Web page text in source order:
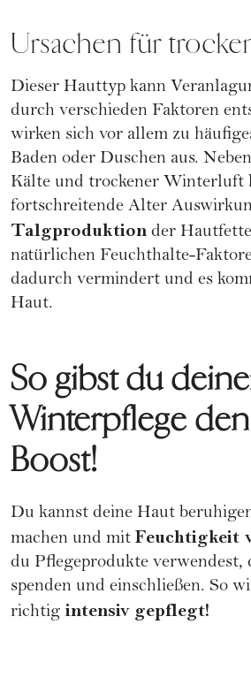
Ursachen für
Dieser Hauttyp kann
durch verschieden Faktoren
wirken sich vor allem zu
Baden oder Duschen aus.
Kälte und trockener Winterluft
fortschreitende Alter
Talgproduktion der
natürlichen Feuchthalte-
dadurch vermindert und es
Haut.
So gibst du
Winterpflege
Boost!
Du kannst deine Haut
machen und mit Feuchtigkeit
du Pflegeprodukte verwendest,
spenden und einschließen. So
richtig intensiv gepflegt!